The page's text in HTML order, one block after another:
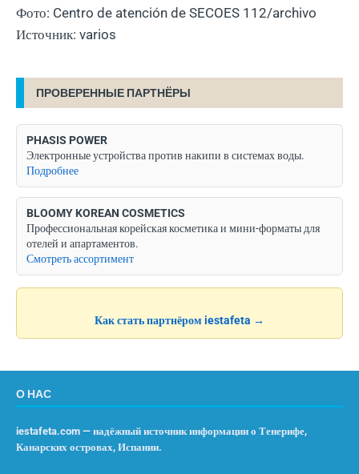
Фото: Centro de atención de SECOES 112/archivo
Источник: varios
ПРОВЕРЕННЫЕ ПАРТНЁРЫ
PHASIS POWER
Электронные устройства против накипи в системах воды.
Подробнее
BLOOMY KOREAN COSMETICS
Профессиональная корейская косметика и мини-форматы для
отелей и апартаментов.
Смотреть ассортимент
Как стать партнёром iestafeta →
О НАС
iestafeta.com — надёжный источник информации о Тенерифе,
Канарских островах, Испании.